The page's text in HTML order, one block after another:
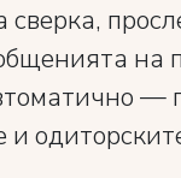
на
—